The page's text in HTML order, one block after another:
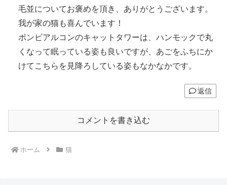
毛並についてお褒めを頂き、ありがとうございます。
我が家の猫も喜んでいます！
ボンビアルコンのキャットタワーは、ハンモックで丸
くなって眠っている姿も良いですが、あごをふちにか
けてこちらを見降ろしている姿もなかなかです。
返信
コメントを書き込む
ホーム 猫